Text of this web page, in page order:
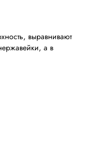
выравнивают
а в